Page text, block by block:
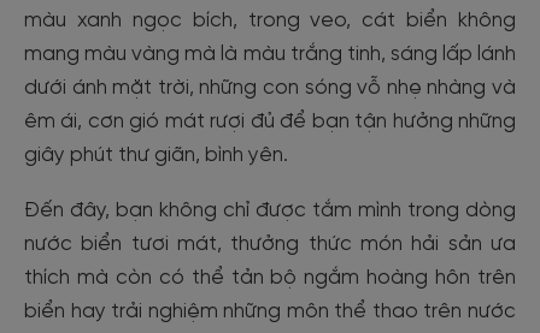
màu xanh ngọc bích, trong veo, cát biển không
mang màu vàng mà là màu trắng tinh, sáng lấp lánh
dưới ánh mặt trời, những con sóng vỗ nhẹ nhàng và
êm ái, cơn gió mát rượi đủ để bạn tận hưởng những
giây phút thư giãn, bình yên.
Đến đây, bạn không chỉ được tắm mình trong dòng
nước biển tươi mát, thưởng thức món hải sản ưa
thích mà còn có thể tản bộ ngắm hoàng hôn trên
biển hay trải nghiệm những môn thể thao trên nước